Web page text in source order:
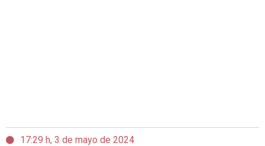
17:29 h, 3 de mayo de 2024